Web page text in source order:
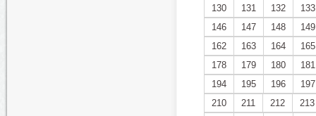
130
131 132
133
146
147 148
149
162
163 164
165
178
179 180
181
194
195 196
197
210
211 212
213